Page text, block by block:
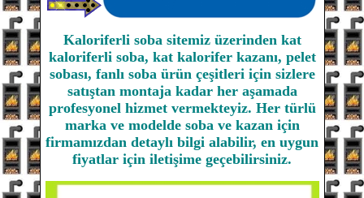
Kaloriferli soba sitemiz üzerinden kat
kaloriferli soba, kat kalorifer kazanı, pelet
sobası, fanlı soba ürün çeşitleri için sizlere
satıştan montaja kadar her aşamada
profesyonel hizmet vermekteyiz. Her türlü
marka ve modelde soba ve kazan için
firmamızdan detaylı bilgi alabilir, en uygun
fiyatlar için iletişime geçebilirsiniz.